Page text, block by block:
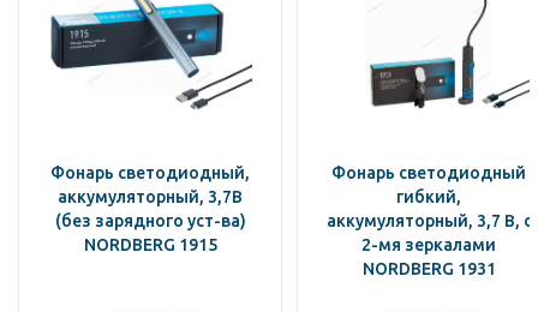
Фонарь светодиодный,
аккумуляторный, 3,7В
(без зарядного уст-ва)
NORDBERG 1915
Фонарь светодиодный
гибкий,
аккумуляторный, 3,7 В, с
2-мя зеркалами
NORDBERG 1931